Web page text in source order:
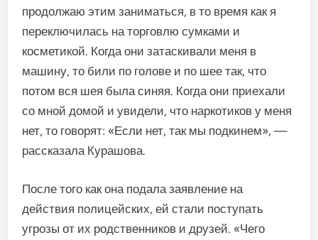
продолжаю этим заниматься, в то время как я
переключилась на торговлю сумками и
косметикой. Когда они затаскивали меня в
машину, то били по голове и по шее так, что
потом вся шея была синяя. Когда они приехали
со мной домой и увидели, что наркотиков у меня
нет, то говорят: «Если нет, так мы подкинем», —
рассказала Курашова.
После того как она подала заявление на
действия полицейских, ей стали поступать
угрозы от их родственников и друзей. «Чего